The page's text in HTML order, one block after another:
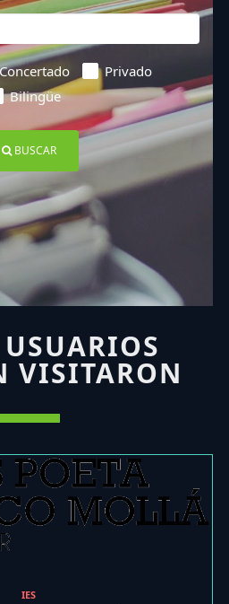
Privado
Bilingüe
BUSCAR
VISITARON
IES